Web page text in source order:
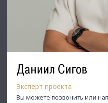
Даниил Сигов
Эксперт проекта
Вы можете позвонить или